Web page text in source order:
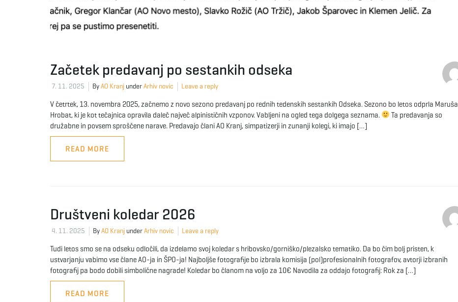
Začetek predavanj po sestankih odseka
7. 11. 2025 ByAO Kranj underArhiv novic Leave a reply
V četrtek, 13. novembra 2025, začnemo z novo sezono predavanj po rednih tedenskih sestankih Odseka. Sezono bo letos odprla Maruša
Hrobat, ki je kot tečajnica opravila daleč največ alpinističnih vzponov. Vabljeni na ogled tega dolgega seznama.
Ta predavanja so
družabne in povsem sproščene narave. Predavajo člani AO Kranj, simpatizerji in zunanji kolegi, ki imajo […]
READ MORE
Društveni koledar 2026
4. 11. 2025 ByAO Kranj underArhiv novic Leave a reply
Tudi letos smo se na odseku odločili, da izdelamo svoj koledar s hribovsko/gorniško/plezalsko tematiko. Da bo čim bolj pristen, k
ustvarjanju vabimo vse člane AO-ja in ŠPO-ja! Najboljše fotografije bo izbrala komisija (pol)profesionalnih fotografov, avtorji izbranih
fotografij pa bodo dobili simbolične nagrade! Koledar bo članom na voljo za 10€ Navodila za oddajo fotografij: Rok za […]
READ MORE